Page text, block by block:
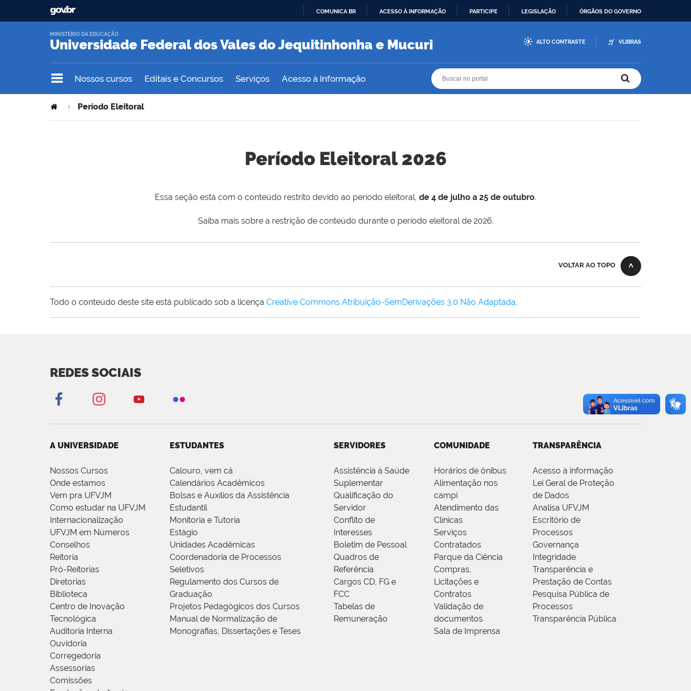
O
COMUNICA BR ACESSO À INFORMAÇÃO PARTICIPE LEGISLAÇÃO ÓRGÃOS DO GOVERNO
Universidade Federal dos Vales do Jequitinhonha e Mucuri
MINISTÉRIO DA EDUCAÇÃO
ALTO CONTRASTE VLIBRAS
Nossos cursos Editais e Concursos Serviços Acesso à Informação
Período Eleitoral
Período Eleitoral 2026
Essa seção está com o conteúdo restrito devido ao período eleitoral, de 4 de julho a 25 de outubro.
Saiba mais sobre a restrição de conteúdo durante o período eleitoral de 2026.
VOLTAR AO TOPO
Todo o conteúdo deste site está publicado sob a licença Creative Commons Atribuição-SemDerivações 3.0 Não Adaptada.
REDES SOCIAIS
A UNIVERSIDADE
Nossos Cursos
Onde estamos
Vem pra UFVJM
Como estudar na UFVJM
Internacionalização
UFVJM em Números
Conselhos
Reitoria
Pró-Reitorias
Diretorias
Biblioteca
Centro de Inovação
Tecnológica
Auditoria Interna
Ouvidoria
Corregedoria
Assessorias
Comissões
ESTUDANTES
Calouro, vem cá
Calendários Acadêmicos
Bolsas e Auxílios da Assistência
Estudantil
Monitoria e Tutoria
Estágio
Unidades Acadêmicas
Coordenadoria de Processos
Seletivos
Regulamento dos Cursos de
Graduação
Projetos Pedagógicos dos Cursos
Manual de Normalização de
Monografias, Dissertações e Teses
SERVIDORES
Assistência à Saúde
Suplementar
Qualificação do
Servidor
Conflito de
Interesses
Boletim de Pessoal
Quadros de
Referência
Cargos CD, FG e
FCC
Tabelas de
Remuneração
COMUNIDADE
Horários de ônibus
Alimentação nos
campi
Atendimento das
Clínicas
Serviços
Contratados
Parque da Ciência
Compras,
Licitações e
Contratos
Validação de
documentos
Sala de Imprensa
TRANSPARÊNCIA
Acesso à informação
Lei Geral de Proteção
de Dados
Analisa UFVJM
Escritório de
Processos
Governança
Integridade
Transparência e
Prestação de Contas
Pesquisa Pública de
Processos
Transparência Pública